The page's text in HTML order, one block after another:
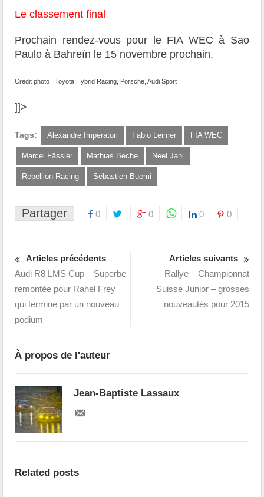
Le classement final
Prochain rendez-vous pour le FIA WEC à Sao
Paulo à Bahreïn le 15 novembre prochain.
Credit photo : Toyota Hybrid Racing, Porsche, Audi Sport
]]>
Tags: Alexandre Imperatori Fabio Leimer FIA WEC
Marcel Fässler Mathias Beche Neel Jani
Rebellion Racing Sébastien Buemi
Partager 0 0 0 0
Articles précédents
Audi R8 LMS Cup – Superbe
remontée pour Rahel Frey
qui termine par un nouveau
podium
Articles suivants
Rallye – Championnat
Suisse Junior – grosses
nouveautés pour 2015
À propos de l'auteur
Jean-Baptiste Lassaux
Related posts